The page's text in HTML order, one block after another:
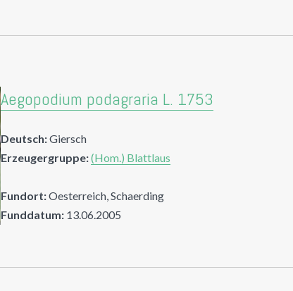
Aegopodium podagraria L. 1753
Deutsch:Giersch
Erzeugergruppe:(Hom.) Blattlaus
Fundort:Oesterreich, Schaerding
Funddatum: 13.06.2005